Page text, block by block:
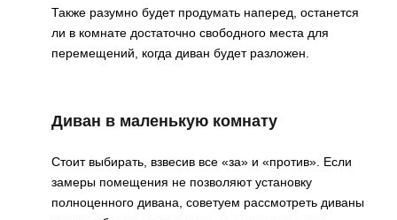
Также разумно будет продумать наперед, останется
ли в комнате достаточно свободного места для
перемещений, когда диван будет разложен.
Диван в маленькую комнату
Стоит выбирать, взвесив все «за» и «против». Если
замеры помещения не позволяют установку
полноценного дивана, советуем рассмотреть диваны